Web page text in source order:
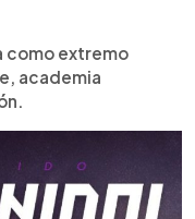
como extremo
academia